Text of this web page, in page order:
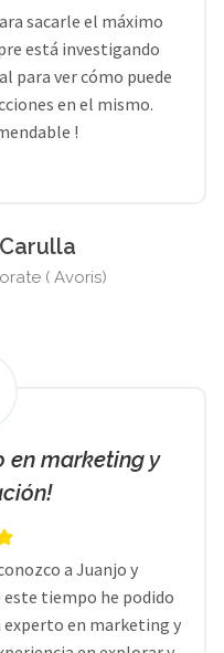
sacarle el máximo
está investigando
para ver cómo puede
en el mismo.
!
( Avoris)
en marketing y
a Juanjo y
tiempo he podido
en marketing y